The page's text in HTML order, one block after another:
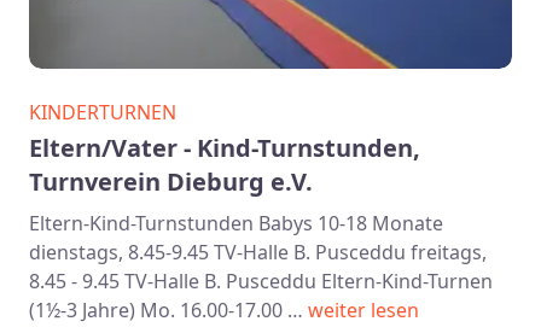
KINDERTURNEN
Eltern/Vater - Kind-Turnstunden,
Turnverein Dieburg e.V.
Eltern-Kind-Turnstunden Babys 10-18 Monate
dienstags, 8.45-9.45 TV-Halle B. Pusceddu freitags,
8.45 - 9.45 TV-Halle B. Pusceddu Eltern-Kind-Turnen
(1½-3 Jahre) Mo. 16.00-17.00 … weiter lesen